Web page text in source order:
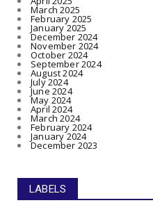
March 2025
February 2025
January 2025
December 2024
November 2024
October 2024
September 2024
August 2024
July 2024
June 2024
May 2024
April 2024
March 2024
February 2024
January 2024
December 2023
LABELS